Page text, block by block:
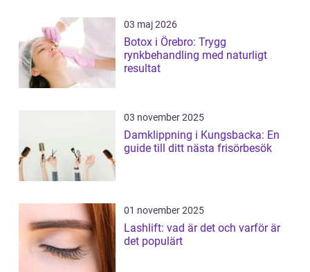
03 maj 2026
Botox i Örebro: Trygg
rynkbehandling med naturligt
resultat
03 november 2025
Damklippning i Kungsbacka: En
guide till ditt nästa frisörbesök
01 november 2025
Lashlift: vad är det och varför är
det populärt